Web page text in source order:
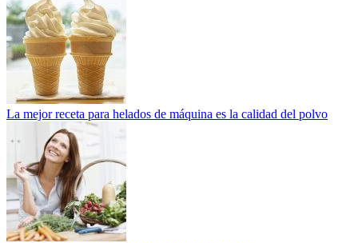
La mejor receta para helados de máquina es la calidad del polvo